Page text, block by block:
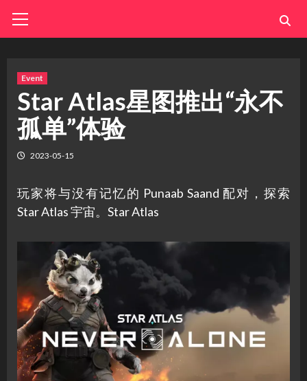
Menu
Event
Star Atlas星图推出“永不
孤单”体验
2023-05-15
玩家将与没有记忆的 Punaab Saand 配对，探索
Star Atlas 宇宙。Star Atlas